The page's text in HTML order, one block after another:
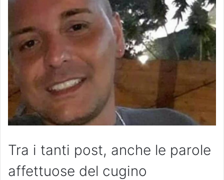
Tra i tanti post, anche le parole
affettuose del cugino